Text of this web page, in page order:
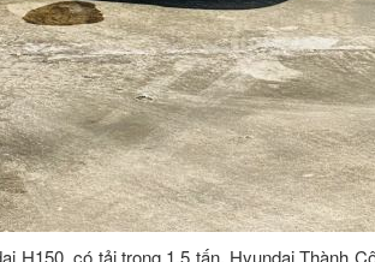
H150 có tải trọng 1,5 tấn, Hyundai Thành